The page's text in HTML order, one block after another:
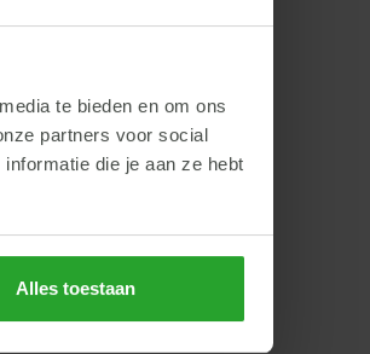
te bieden en om ons
partners voor social
die je aan ze hebt
Alles toestaan